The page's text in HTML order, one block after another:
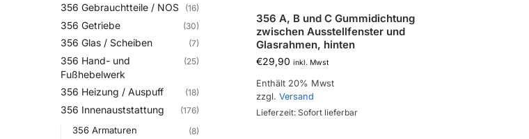
356 A, B und C Gummidichtung
zwischen Ausstellfenster und
Glasrahmen, hinten
€29,90 inkl. Mwst
Enthält 20% Mwst
zzgl. Versand
Lieferzeit: Sofort lieferbar
356 Gebrauchtteile / NOS (16)
356 Getriebe (30)
356 Glas / Scheiben (7)
356 Hand- und
Fußhebelwerk
(25)
356 Heizung / Auspuff (18)
356 Innenauststattung (176)
356 Armaturen (8)